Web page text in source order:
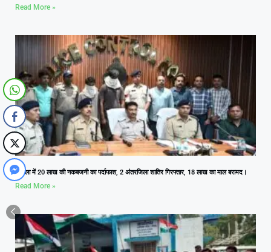
Read More »
आमला में 20 लाख की नकबजनी का पर्दाफाश, 2 अंतरजिला शातिर गिरफ्तार, 18 लाख का माल बरामद।
Read More »